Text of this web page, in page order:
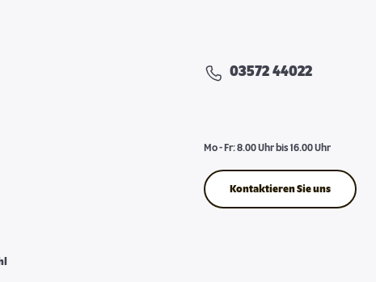
03572 44022
Mo - Fr: 8.00 Uhr bis 16.00 Uhr
Kontaktieren Sie uns